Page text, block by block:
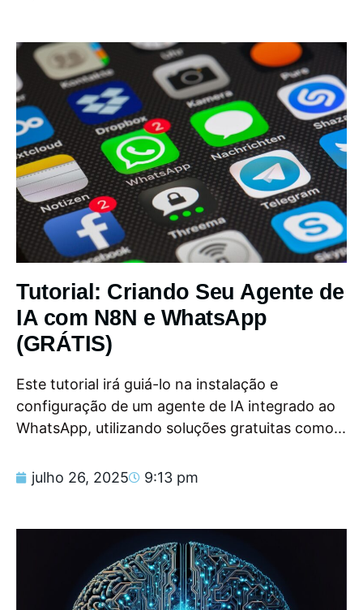
Tutorial: Criando Seu Agente de
IA com N8N e WhatsApp
(GRÁTIS)
Este tutorial irá guiá-lo na instalação e
configuração de um agente de IA integrado ao
WhatsApp, utilizando soluções gratuitas como...
julho 26, 2025 9:13 pm